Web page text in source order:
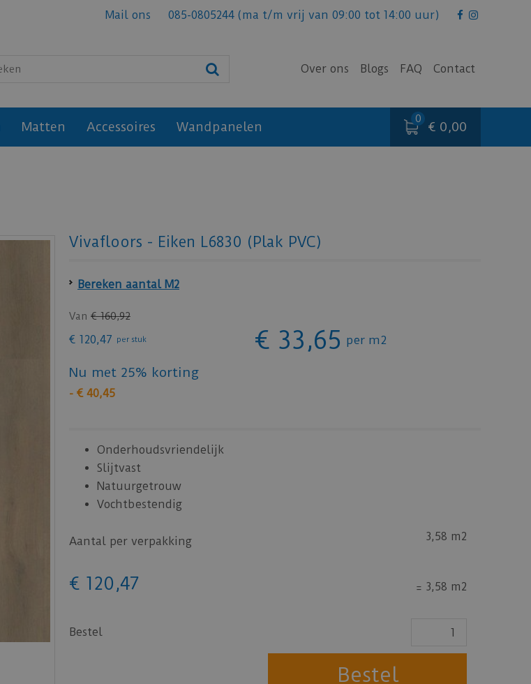
Mail ons 085-0805244 (ma t/m vrij van 09:00 tot 14:00 uur)
Over ons Blogs FAQ Contact
Matten Accessoires Wandpanelen € 0,00
Vivafloors - Eiken L6830 (Plak PVC)
Bereken aantal M2
Van € 160,92
€ 120,47 per stuk € 33,65 per m2
Nu met 25% korting
- € 40,45
Onderhoudsvriendelijk
Slijtvast
Natuurgetrouw
Vochtbestendig
Aantal per verpakking 3,58 m2
€ 120 ,47 = 3,58 m2
Bestel